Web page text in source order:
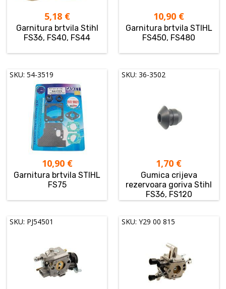
5,18 €
Garnitura brtvila Stihl
FS36, FS40, FS44
10,90 €
Garnitura brtvila STIHL
FS450, FS480
SKU: 54-3519
10,90 €
Garnitura brtvila STIHL
FS75
SKU: 36-3502
1,70 €
Gumica crijeva
rezervoara goriva Stihl
FS36, FS120
SKU: PJ54501 SKU: Y29 00 815